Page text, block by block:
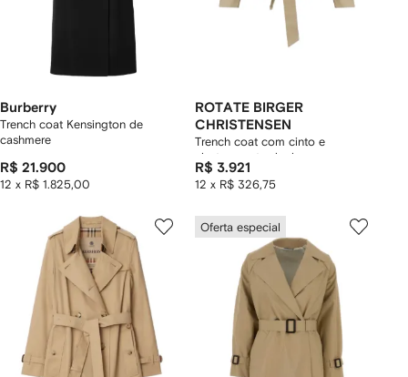
Burberry
Trench coat Kensington de
cashmere
R$ 21.900
12 x R$ 1.825,00
ROTATE BIRGER
CHRISTENSEN
Trench coat com cinto e
abotoamento duplo
R$ 3.921
12 x R$ 326,75
Oferta especial